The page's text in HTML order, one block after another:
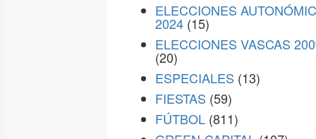
ELECCIONES
2024 (15)
ELECCIONES VASCAS
(20)
ESPECIALES (13)
FIESTAS (59)
FÚTBOL (811)